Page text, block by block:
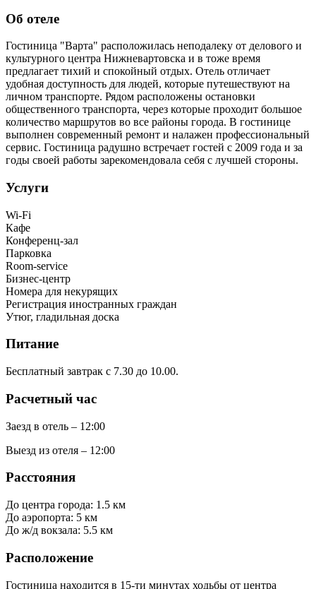
Об отеле
Гостиница "Варта" расположилась неподалеку от делового и
культурного центра Нижневартовска и в тоже время
предлагает тихий и спокойный отдых. Отель отличает
удобная доступность для людей, которые путешествуют на
личном транспорте. Рядом расположены остановки
общественного транспорта, через которые проходит большое
количество маршрутов во все районы города. В гостинице
выполнен современный ремонт и налажен профессиональный
сервис. Гостиница радушно встречает гостей с 2009 года и за
годы своей работы зарекомендовала себя с лучшей стороны.
Услуги
Wi-Fi
Кафе
Конференц-зал
Парковка
Room-service
Бизнес-центр
Номера для некурящих
Регистрация иностранных граждан
Утюг, гладильная доска
Питание
Бесплатный завтрак с 7.30 до 10.00.
Расчетный час
Заезд в отель – 12:00
Выезд из отеля – 12:00
Расстояния
До центра города: 1.5 км
До аэропорта: 5 км
До ж/д вокзала: 5.5 км
Расположение
Гостиница находится в 15-ти минутах ходьбы от центра